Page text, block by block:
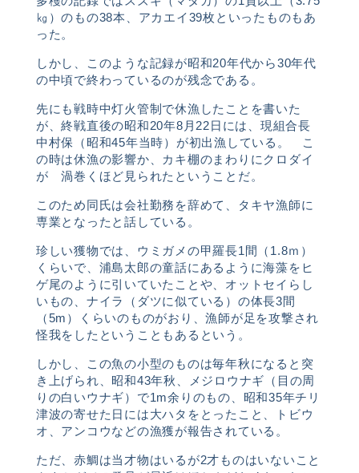
㎏）のもの38本、アカエイ39枚といったものもあ
った。
しかし、このような記録が昭和20年代から30年代
の中頃で終わっているのが残念である。
先にも戦時中灯火管制で休漁したことを書いた
が、終戦直後の昭和20年8月22日には、現組合長
中村保（昭和45年当時）が初出漁している。 こ
の時は休漁の影響か、カキ棚のまわりにクロダイ
が 渦巻くほど見られたということだ。
このため同氏は会社勤務を辞めて、タキヤ漁師に
専業となったと話している。
珍しい獲物では、ウミガメの甲羅長1間（1.8ｍ）
くらいで、浦島太郎の童話にあるように海藻をヒ
ゲ尾のように引いていたことや、オットセイらし
いもの、ナイラ（ダツに似ている）の体長3間
（5m）くらいのものがおり、漁師が足を攻撃され
怪我をしたということもあるという。
しかし、この魚の小型のものは毎年秋になると突
き上げられ、昭和43年秋、メジロウナギ（目の周
りの白いウナギ）で1m余りのもの、昭和35年チリ
津波の寄せた日には大ハタをとったこと、トビウ
オ、アンコウなどの漁獲が報告されている。
ただ、赤鯛は当才物はいるが2才ものはいないこと